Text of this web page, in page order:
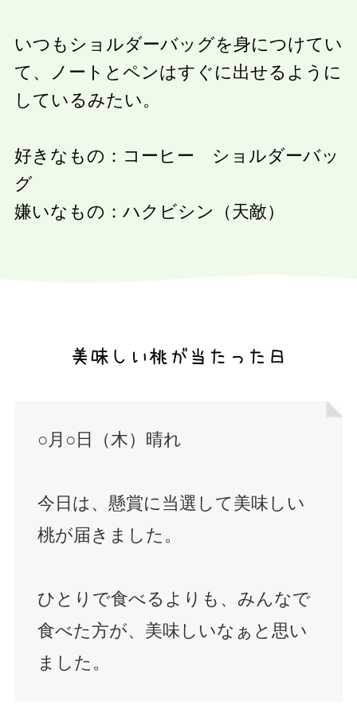
いつもショルダーバッグを身につけてい
て、ノートとペンはすぐに出せるように
しているみたい。
好きなもの：コーヒー ショルダーバッ
グ
嫌いなもの：ハクビシン（天敵）
○月○日（木）晴れ
今日は、懸賞に当選して美味しい
桃が届きました。
ひとりで食べるよりも、みんなで
食べた方が、美味しいなぁと思い
ました。